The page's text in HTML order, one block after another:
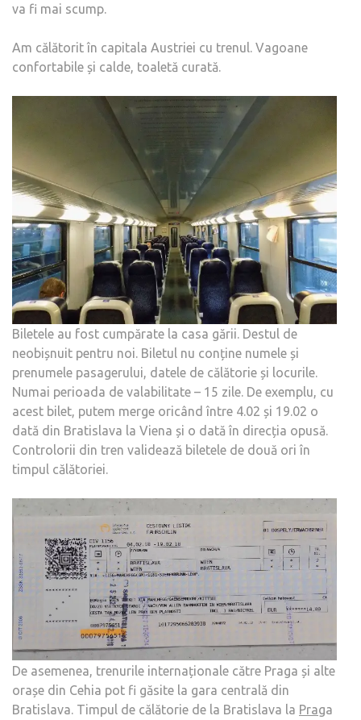
va fi mai scump.
Am călătorit în capitala Austriei cu trenul. Vagoane
confortabile și calde, toaletă curată.
Biletele au fost cumpărate la casa gării. Destul de
neobișnuit pentru noi. Biletul nu conține numele și
prenumele pasagerului, datele de călătorie și locurile.
Numai perioada de valabilitate – 15 zile. De exemplu, cu
acest bilet, putem merge oricând între 4.02 și 19.02 o
dată din Bratislava la Viena și o dată în direcția opusă.
Controlorii din tren validează biletele de două ori în
timpul călătoriei.
De asemenea, trenurile internaționale către Praga și alte
orașe din Cehia pot fi găsite la gara centrală din
Bratislava. Timpul de călătorie de la Bratislava la Praga